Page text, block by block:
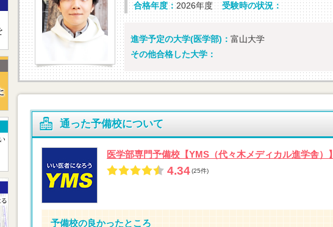
合格年度：2026年度 受験時の状況：
進学予定の大学(医学部)： 富山大学
その他合格した大学：
通った予備校について
医学部専門予備校【YMS（代々木メディカル進学舎）】
4.34(25件)
予備校の良かったところ